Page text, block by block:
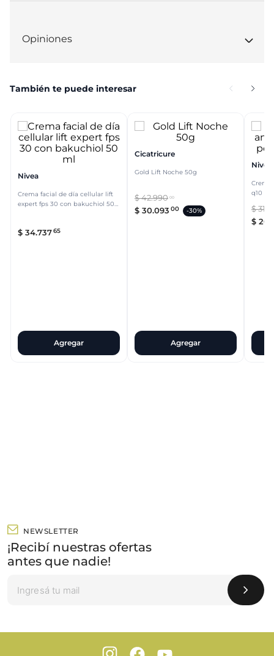
Opiniones
También te puede interesar
Nivea
Crema facial de día cellular lift
expert fps 30 con bakuchiol 50
$ 34.73765
Agregar
Cicatricure
Gold Lift Noche 50g
$42.990 00
$ 30.093 00 -30%
Agregar
Nivea
q10
$31
$ 20
NEWSLETTER
¡Recibí nuestras ofertas
antes que nadie!